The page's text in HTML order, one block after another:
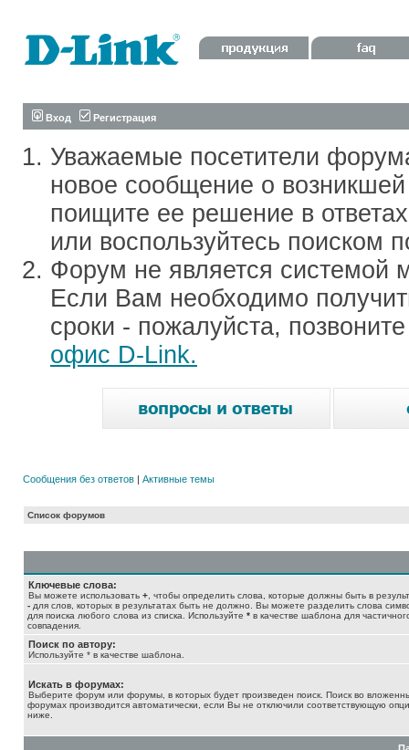
Вход Регистрация
Уважаемые посетители
новое сообщение о
поищите ее решение в
или воспользуйтесь поиском
Форум не является системой
Если Вам необходимо
сроки - пожалуйста,
офис D-Link.
Сообщения без ответов | Активные темы
Список форумов
Ключевые слова:
Вы можете использовать + , чтобы определить слова, которые должны быть в
- для слов, которых в результатах быть не должно. Вы можете разделить слова
для поиска любого слова из списка. Используйте * в качестве шаблона для
совпадения.
Поиск по автору:
Используйте * в качестве шаблона.
Искать в форумах:
Выберите форум или форумы, в которых будет произведен поиск. Поиск во
форумах производится автоматически, если Вы не отключили соответствующую
ниже.